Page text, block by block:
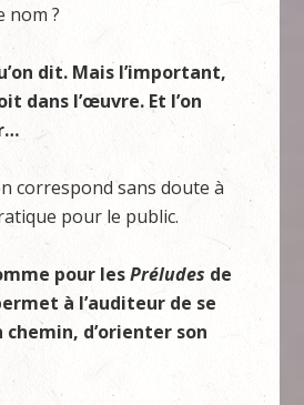
nom ?
dit. Mais l’important,
dans l’œuvre. Et l’on
correspond sans doute à
pour le public.
pour lesPréludes de
à l’auditeur de se
d’orienter son